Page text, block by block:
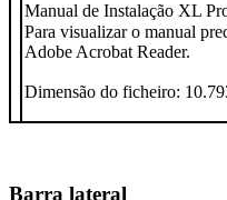
Manual de Instalação XL
Para visualizar o manual
Adobe Acrobat Reader.
Dimensão do ficheiro:
Barra lateral